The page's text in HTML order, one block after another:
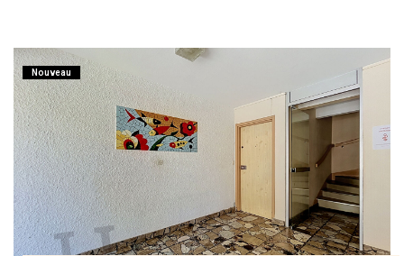
Nouveau